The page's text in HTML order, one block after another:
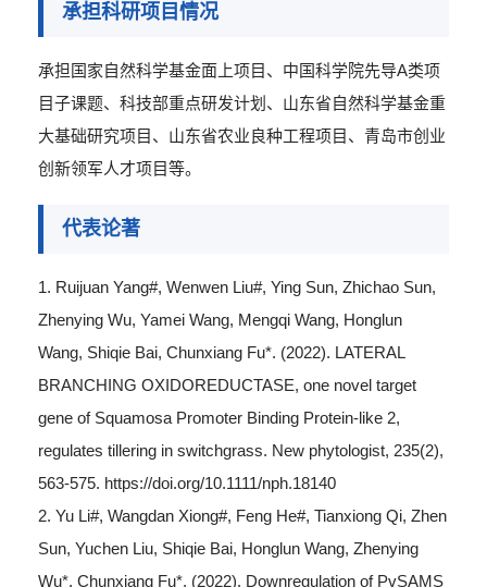
承担科研项目情况
承担国家自然科学基金面上项目、 中国科学院先导A类项
目子课题、科技部重点研发计划、山东省自然科学基金重
大基础研究项目、山东省农业良种工程项目、青岛市创业
创新领军人才项目等。
代表论著
1. Ruijuan Yang#, Wenwen Liu#, Ying Sun, Zhichao Sun,
Zhenying Wu, Yamei Wang, Mengqi Wang, Honglun
Wang, Shiqie Bai, Chunxiang Fu*. (2022). LATERAL
BRANCHING OXIDOREDUCTASE, one novel target
gene of Squamosa Promoter Binding Protein-like 2,
regulates tillering in switchgrass. New phytologist, 235(2),
563-575. https://doi.org/10.1111/nph.18140
2. Yu Li#, Wangdan Xiong#, Feng He#, Tianxiong Qi, Zhen
Sun, Yuchen Liu, Shiqie Bai, Honglun Wang, Zhenying
Wu*, Chunxiang Fu*. (2022). Downregulation of PvSAMS